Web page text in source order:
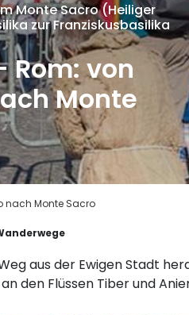
Monte Sacro (Heiliger
zur Franziskusbasilika
Rom: von
Monte
nach Monte Sacro
aus der Ewigen Stadt
den Flüssen Tiber und